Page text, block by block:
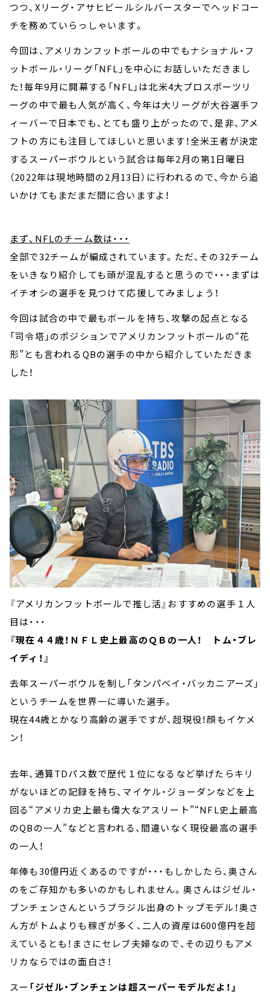
つつ、Xリーグ・アサヒビールシルバースターでヘッドコー
チを務めていらっしゃいます。
今回は、アメリカンフットボールの中でもナショナル・フ
ットボール・リーグ「NFL」を中心にお話しいただきまし
た！毎年9月に開幕する「NFL」は北米4大プロスポーツリ
ーグの中で最も人気が高く、今年は大リーグが大谷選手フ
ィーバーで日本でも、とても盛り上がったので、是非、アメ
フトの方にも注目してほしいと思います！全米王者が決定
するスーパーボウルという試合は毎年2月の第1日曜日
（2022年は現地時間の2月13日）に行われるので、今から追
いかけてもまだまだ間に合いますよ！
まず、NFLのチーム数は・・・
全部で32チームが編成されています。ただ、その32チーム
をいきなり紹介しても頭が混乱すると思うので・・・まずは
イチオシの選手を見つけて応援してみましょう！
今回は試合の中で最もボールを持ち、攻撃の起点となる
「司令塔」のポジションでアメリカンフットボールの“花
形”とも言われるQBの選手の中から紹介していただきま
した！
『アメリカンフットボールで推し活』おすすめの選手１人
目は・・・
『現在４４歳！ＮＦＬ史上最高のＱＢの一人！ トム・ブレ
イディ！』
去年スーパーボウルを制し「タンパベイ・バッカニアーズ」
というチームを世界一に導いた選手。
現在44歳とかなり高齢の選手ですが、超現役！顔もイケメ
ン！
去年、通算TDパス数で歴代１位になるなど挙げたらキリ
がないほどの記録を持ち、マイケル・ジョーダンなどを上
回る“アメリカ史上最も偉大なアスリート”“NFL史上最高
のQBの一人”などと言われる、間違いなく現役最高の選手
の一人！
年俸も30億円近くあるのですが・・・もしかしたら、奥さん
のをご存知かも多いのかもしれません。奥さんはジゼル・
ブンチェンさんというブラジル出身のトップモデル！奥さ
ん方がトムよりも稼ぎが多く、二人の資産は600億円を超
えているとも！まさにセレブ夫婦なので、その辺りもアメ
リカならではの面白さ！
スー 「ジゼル・ブンチェンは超スーパーモデルだよ！」